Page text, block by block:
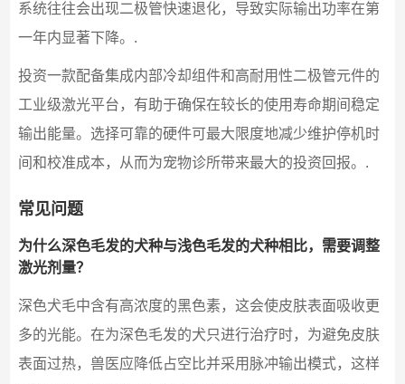
系统往往会出现二极管快速退化，导致实际输出功率在第
一年内显著下降。.
投资一款配备集成内部冷却组件和高耐用性二极管元件的
工业级激光平台，有助于确保在较长的使用寿命期间稳定
输出能量。选择可靠的硬件可最大限度地减少维护停机时
间和校准成本，从而为宠物诊所带来最大的投资回报。.
常见问题
为什么深色毛发的犬种与浅色毛发的犬种相比，需要调整
激光剂量？
深色犬毛中含有高浓度的黑色素，这会使皮肤表面吸收更
多的光能。在为深色毛发的犬只进行治疗时，为避免皮肤
表面过热，兽医应降低占空比并采用脉冲输出模式，这样